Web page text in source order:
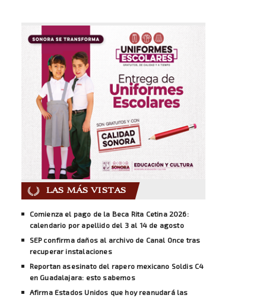
LAS MÁS VISTAS
Comienza el pago de la Beca Rita Cetina 2026:
calendario por apellido del 3 al 14 de agosto
SEP confirma daños al archivo de Canal Once tras
recuperar instalaciones
Reportan asesinato del rapero mexicano Soldis C4
en Guadalajara: esto sabemos
Afirma Estados Unidos que hoy reanudará las